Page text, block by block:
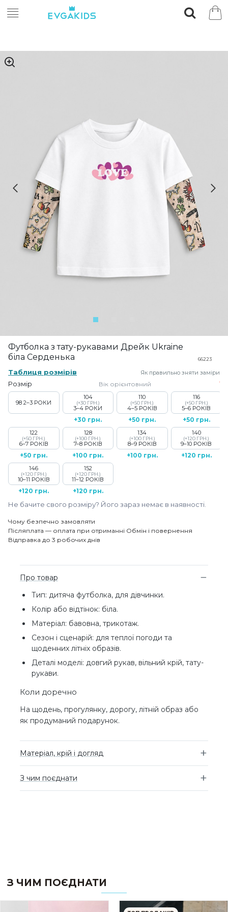
Футболка з тату-рукавами Дрейк Ukraine
біла Серденька
66223
Таблиця розмірів Як правильно зняти заміри
Розмір Вік орієнтовний
98 2–3 РОКИ
104
(+30 ГРН.)
3–4 РОКИ
+30 грн.
110
(+50 ГРН.)
4–5 РОКІВ
+50 грн.
116
(+50 ГРН.)
5–6 РОКІВ
+50 грн.
122
(+50 ГРН.)
6–7 РОКІВ
+50 грн.
128
(+100 ГРН.)
7–8 РОКІВ
+100 грн.
134
(+100 ГРН.)
8–9 РОКІВ
+100 грн.
140
(+120 ГРН.)
9–10 РОКІВ
+120 грн.
146
(+120 ГРН.)
10–11 РОКІВ
+120 грн.
152
(+120 ГРН.)
11–12 РОКІВ
+120 грн.
Не бачите свого розміру? Його зараз немає в наявності.
Чому безпечно замовляти
Післяплата — оплата при отриманні Обмін і повернення
Відправка до 3 робочих днів
Про товар
Тип: дитяча футболка, для дівчинки.
Колір або відтінок: біла.
Матеріал: бавовна, трикотаж.
Сезон і сценарій: для теплої погоди та
щоденних літніх образів.
Деталі моделі: довгий рукав, вільний крій, тату-
рукави.
Коли доречно
На щодень, прогулянку, дорогу, літній образ або
як продуманий подарунок.
Матеріал, крій і догляд
З чим поєднати
З ЧИМ ПОЄДНАТИ